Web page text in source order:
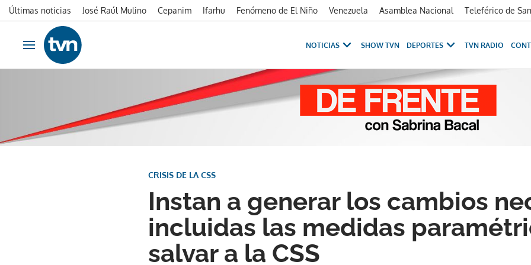
Últimas noticias José Raúl Mulino Cepanim Ifarhu Fenómeno de El Niño Venezuela Asamblea Nacional Teleférico de
Ir al contenido
Obrir navegació
NOTICIAS SHOW TVN DEPORTES TVN RADIO
Instan a generar los cambios
incluidas las medidas
salvar a la CSS
CRISIS DE LA CSS